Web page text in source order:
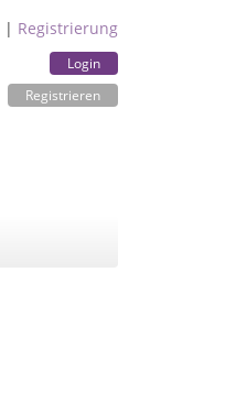
| Registrierung
Login
Registrieren